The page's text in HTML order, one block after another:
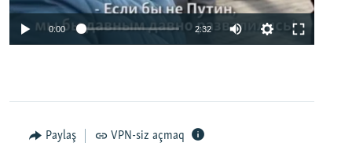
0:00 2:32
Paylaş VPN-siz açmaq